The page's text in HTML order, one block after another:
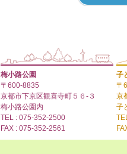
梅小路公園
〒600-8835
京都市下京区観喜寺町５６-３
梅小路公園内
TEL : 075-352-2500
FAX : 075-352-2561
子
〒
京
子